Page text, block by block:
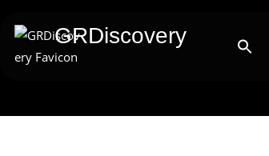
GRDiscovery